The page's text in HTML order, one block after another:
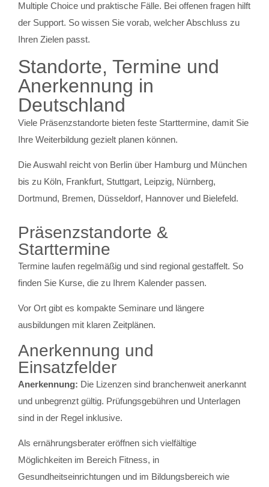
Multiple Choice und praktische Fälle. Bei offenen fragen hilft
der Support. So wissen Sie vorab, welcher Abschluss zu
Ihren Zielen passt.
Standorte, Termine und
Anerkennung in
Deutschland
Viele Präsenzstandorte bieten feste Starttermine, damit Sie
Ihre Weiterbildung gezielt planen können.
Die Auswahl reicht von Berlin über Hamburg und München
bis zu Köln, Frankfurt, Stuttgart, Leipzig, Nürnberg,
Dortmund, Bremen, Düsseldorf, Hannover und Bielefeld.
Präsenzstandorte &
Starttermine
Termine laufen regelmäßig und sind regional gestaffelt. So
finden Sie Kurse, die zu Ihrem Kalender passen.
Vor Ort gibt es kompakte Seminare und längere
ausbildungen mit klaren Zeitplänen.
Anerkennung und
Einsatzfelder
Anerkennung: Die Lizenzen sind branchenweit anerkannt
und unbegrenzt gültig. Prüfungsgebühren und Unterlagen
sind in der Regel inklusive.
Als ernährungsberater eröffnen sich vielfältige
Möglichkeiten im Bereich Fitness, in
Gesundheitseinrichtungen und im Bildungsbereich wie